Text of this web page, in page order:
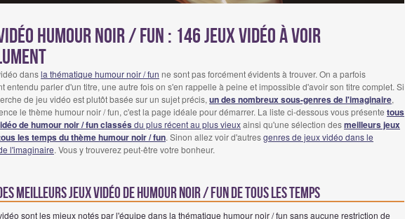
humour noir / fun : 146 Jeux Vidéo à voir
dansla thématique humour noir / fun ne sont pas forcément évidents à trouver. On a parfois
entendu parler d'un titre, une autre fois on s'en rappelle à peine et impossible d'avoir son titre complet. Si
de jeu vidéo est plutôt basée sur un sujet précis, un des nombreux sous-genres de l'imaginaire,
le thème humour noir / fun, c'est la page idéale pour démarrer. La liste ci-dessous vous présente tous
de humour noir / fun classésdu plus récent au plus vieuxainsi qu'une sélection desmeilleurs jeux
les temps du thème humour noir / fun. Sinon allez voir d'autresgenres de jeux vidéo dans le
l'imaginaire. Vous y trouverez peut-être votre bonheur.
meilleurs jeux vidéo de humour noir / fun de tous les temps
sont les mieux notés par l'équipe dans la thématique humour noir / fun sans aucune restriction de